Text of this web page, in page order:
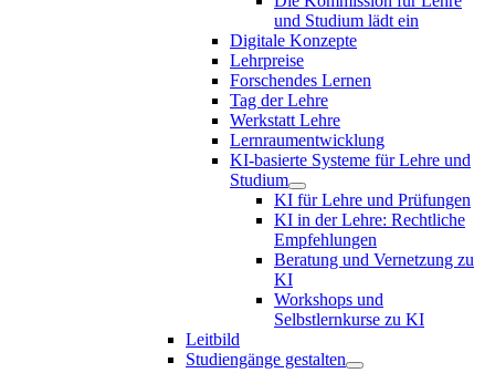
und Studium lädt ein
Digitale Konzepte
Lehrpreise
Forschendes Lernen
Tag der Lehre
Werkstatt Lehre
Lernraumentwicklung
KI-basierte Systeme für Lehre und
Studium
KI für Lehre und Prüfungen
KI in der Lehre: Rechtliche
Empfehlungen
Beratung und Vernetzung zu
KI
Workshops und
Selbstlernkurse zu KI
Leitbild
Studiengänge gestalten